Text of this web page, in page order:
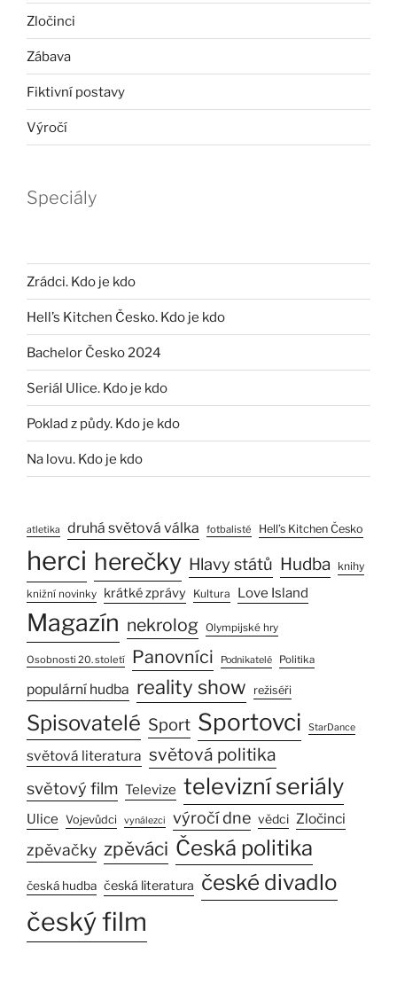
Zločinci
Zábava
Fiktivní postavy
Výročí
Speciály
Zrádci. Kdo je kdo
Hell’s Kitchen Česko. Kdo je kdo
Bachelor Česko 2024
Seriál Ulice. Kdo je kdo
Poklad z půdy. Kdo je kdo
Na lovu. Kdo je kdo
atletika druhá světová válka fotbalisté Hell’s Kitchen Česko
herci herečky Hlavy států Hudba knihy
knižní novinky krátké zprávy Kultura Love Island
Magazín nekrolog Olympijské hry
Osobnosti 20. století Panovníci Podnikatelé Politika
populární hudba reality show režiséři
Spisovatelé Sport Sportovci StarDance
světová literatura světová politika
světový film Televize televizní seriály
Ulice Vojevůdci vynálezci výročí dne vědci Zločinci
zpěvačky zpěváci Česká politika
česká hudba česká literatura české divadlo
český film